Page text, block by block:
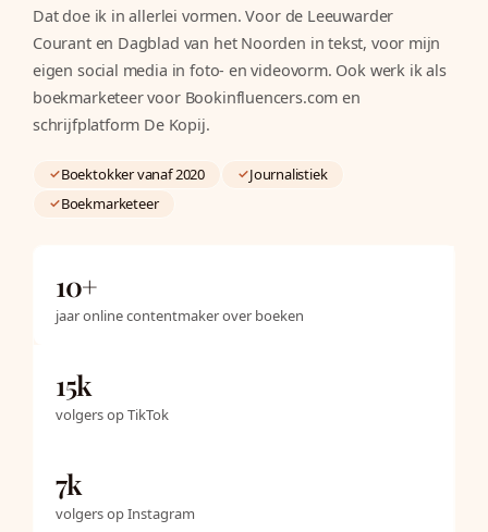
Dat doe ik in allerlei vormen. Voor de Leeuwarder
Courant en Dagblad van het Noorden in tekst, voor mijn
eigen social media in foto- en videovorm. Ook werk ik als
boekmarketeer voor Bookinfluencers.com en
schrijfplatform De Kopij.
✓Boektokker vanaf 2020 ✓Journalistiek
✓Boekmarketeer
10+
jaar online contentmaker over boeken
15k
volgers op TikTok
7k
volgers op Instagram